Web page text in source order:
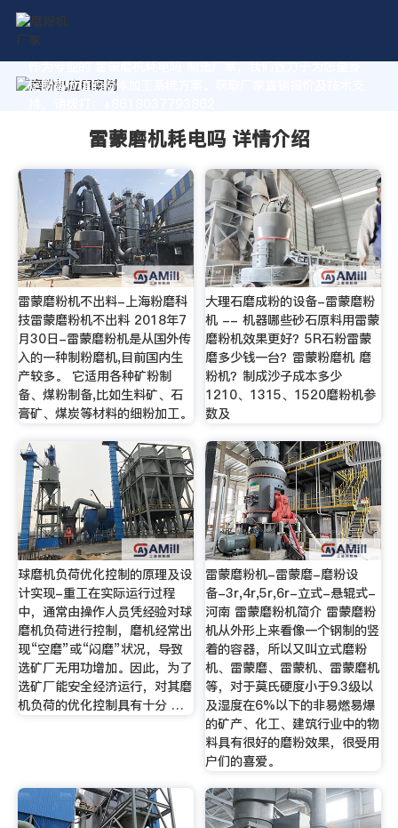
作为专业的 雷蒙磨机耗电吗 制造厂家，我们致力于为您量身
定制高价值的粉体加工系统方案。获取厂家直销报价及技术支
雷蒙磨机耗电吗 详情介绍
雷蒙磨粉机不出料-上海粉磨科
技雷蒙磨粉机不出料 2018年7
月30日-雷蒙磨粉机是从国外传
入的一种制粉磨机,目前国内生
产较多。 它适用各种矿粉制
备、煤粉制备,比如生料矿、石
膏矿、煤炭等材料的细粉加工。
大理石磨成粉的设备-雷蒙磨粉
机 -- 机器哪些砂石原料用雷蒙
磨粉机效果更好？5R石粉雷蒙
磨多少钱一台？雷蒙粉磨机 磨
粉机？制成沙子成本多少
1210、1315、1520磨粉机参
数及
球磨机负荷优化控制的原理及设
计实现-重工在实际运行过程
中，通常由操作人员凭经验对球
磨机负荷进行控制，磨机经常出
现“空磨”或“闷磨”状况，导致
选矿厂无用功增加。因此，为了
选矿厂能安全经济运行，对其磨
机负荷的优化控制具有十分 …
雷蒙磨粉机-雷蒙磨-磨粉设
备-3r,4r,5r,6r-立式-悬辊式-
河南 雷蒙磨粉机简介 雷蒙磨粉
机从外形上来看像一个钢制的竖
着的容器，所以又叫立式磨粉
机、雷蒙磨、雷蒙机、雷蒙磨机
等，对于莫氏硬度小于9.3级以
及湿度在6%以下的非易燃易爆
的矿产、化工、建筑行业中的物
料具有很好的磨粉效果，很受用
户们的喜爱。